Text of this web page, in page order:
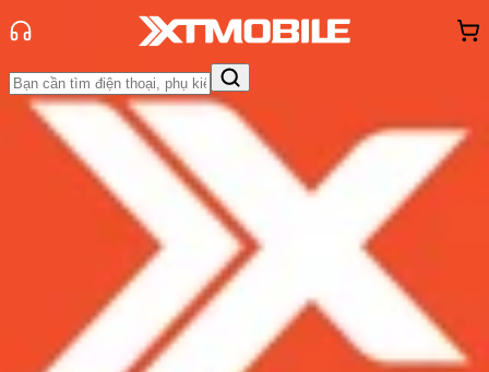
Trang chủ
Tin tức
Tin Mới
Đánh Giá - Trên TaySo Sánh Tư vấnKhuyến
Hỏi đáp App - Game Thông báo
hàng - Sự kiện
Galaxy Watch 5 Pro sẽ có thời
lượng pin cực khủng, có thể sử